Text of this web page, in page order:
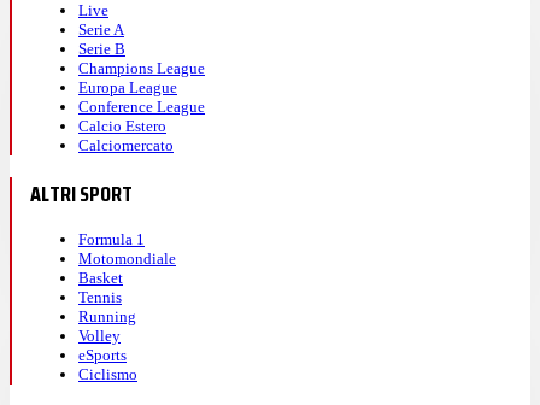
Live
Serie A
Serie B
Champions League
Europa League
Conference League
Calcio Estero
Calciomercato
ALTRI SPORT
Formula 1
Motomondiale
Basket
Tennis
Running
Volley
eSports
Ciclismo